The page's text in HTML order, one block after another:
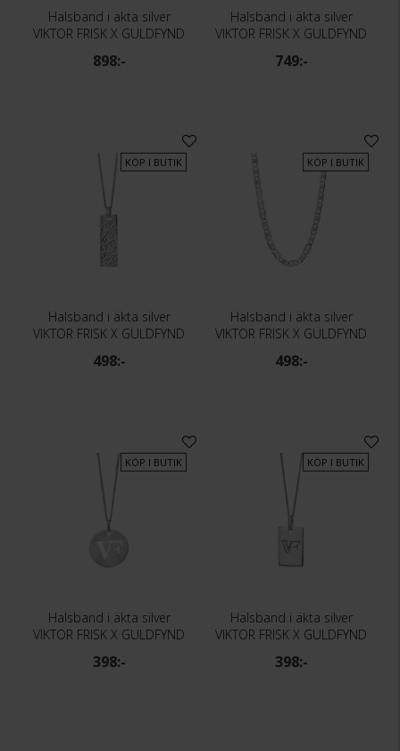
Halsband i äkta silver
VIKTOR FRISK X GULDFYND
898:-
Halsband i äkta silver
VIKTOR FRISK X GULDFYND
749:-
KÖP I BUTIK
Halsband i äkta silver
VIKTOR FRISK X GULDFYND
498:-
KÖP I BUTIK
Halsband i äkta silver
VIKTOR FRISK X GULDFYND
498:-
KÖP I BUTIK
Halsband i äkta silver
VIKTOR FRISK X GULDFYND
398:-
KÖP I BUTIK
Halsband i äkta silver
VIKTOR FRISK X GULDFYND
398:-